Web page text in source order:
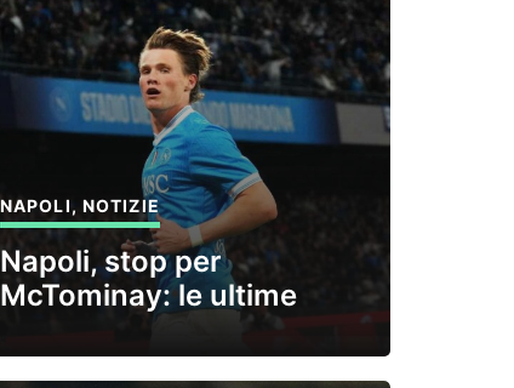
NAPOLI, NOTIZIE
Napoli, stop per
McTominay: le ultime